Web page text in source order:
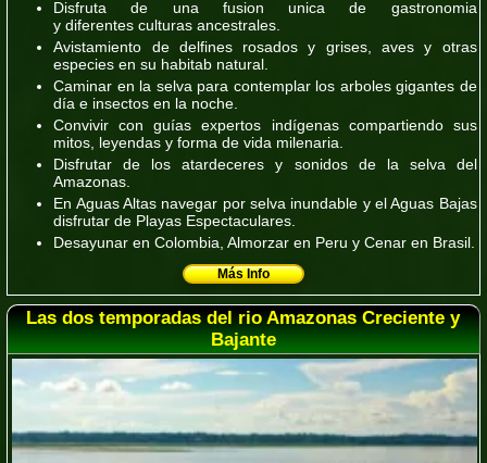
Disfruta de una fusion unica de gastronomia
y diferentes culturas ancestrales.
Avistamiento de delfines rosados y grises, aves y otras
especies en su habitab natural.
Caminar en la selva para contemplar los arboles gigantes de
día e insectos en la noche.
Convivir con guías expertos indígenas compartiendo sus
mitos, leyendas y forma de vida milenaria.
Disfrutar de los atardeceres y sonidos de la selva del
Amazonas.
En Aguas Altas navegar por selva inundable y el Aguas Bajas
disfrutar de Playas Espectaculares.
Desayunar enColombia, Almorzar en Peru y Cenar en Brasil.
Más Info
Las dos temporadas del rio Amazonas Creciente y
Bajante